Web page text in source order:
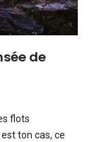
de
flots
ton cas, ce